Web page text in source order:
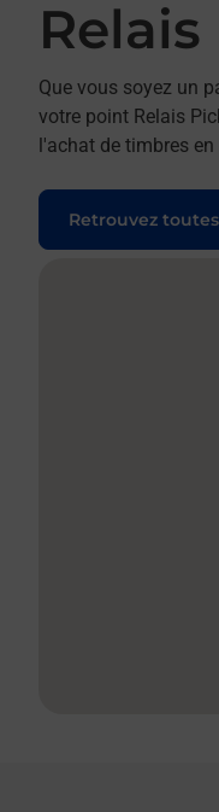
Relais
Que vous soyez un
votre point Relais
l'achat de timbres
Retrouvez